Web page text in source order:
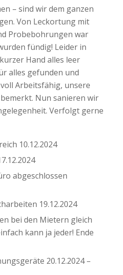
– sind wir dem ganzen
Von Leckortung mit
Probebohrungen war
fündig! Leider in
Hand alles leer
alles gefunden und
Arbeitsfähig, unsere
Nun sanieren wir
Verfolgt gerne
10.12.2024
abgeschlossen
19.12.2024
bei den Mietern gleich
kann ja jeder! Ende
20.12.2024 –